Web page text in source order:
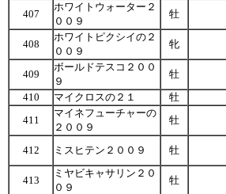
407
ホワイトウォーター２
００９
牡
408
ホワイトピクシイの２
００９
牝
409
ボールドテスコ２００
９
牡
410
マイクロスの２１ 牡
411
マイネフューチャーの
２００９
牡
412 ミスヒテン２００９ 牡
413
ミヤビキャサリン２０
０９
牡